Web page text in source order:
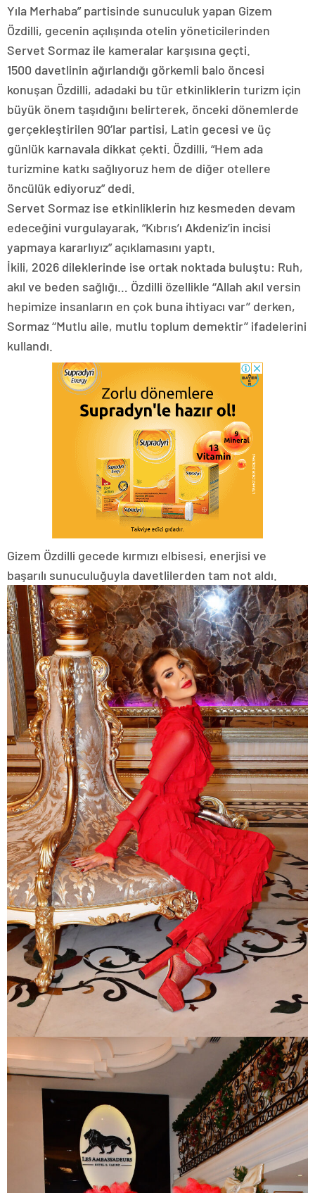
Yıla Merhaba” partisinde sunuculuk yapan Gizem
Özdilli, gecenin açılışında otelin yöneticilerinden
Servet Sormaz ile kameralar karşısına geçti.
1500 davetlinin ağırlandığı görkemli balo öncesi
konuşan Özdilli, adadaki bu tür etkinliklerin turizm için
büyük önem taşıdığını belirterek, önceki dönemlerde
gerçekleştirilen 90’lar partisi, Latin gecesi ve üç
günlük karnavala dikkat çekti. Özdilli, “Hem ada
turizmine katkı sağlıyoruz hem de diğer otellere
öncülük ediyoruz” dedi.
Servet Sormaz ise etkinliklerin hız kesmeden devam
edeceğini vurgulayarak, “Kıbrıs’ı Akdeniz’in incisi
yapmaya kararlıyız” açıklamasını yaptı.
İkili, 2026 dileklerinde ise ortak noktada buluştu: Ruh,
akıl ve beden sağlığı… Özdilli özellikle ‘‘Allah akıl versin
hepimize insanların en çok buna ihtiyacı var’’ derken,
Sormaz ‘‘Mutlu aile, mutlu toplum demektir’’ ifadelerini
kullandı.
Gizem Özdilli gecede kırmızı elbisesi, enerjisi ve
başarılı sunuculuğuyla davetlilerden tam not aldı.